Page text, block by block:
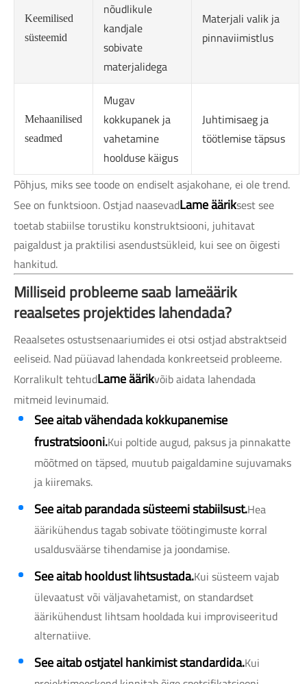
Keemilised
süsteemid
nõudlikule
kandjale
sobivate
materjalidega
Materjali valik ja
pinnaviimistlus
Mehaanilised
seadmed
Mugav
kokkupanek ja
vahetamine
hoolduse käigus
Juhtimisaeg ja
töötlemise täpsus
Põhjus, miks see toode on endiselt asjakohane, ei ole trend.
See on funktsioon. Ostjad naasevadLame ääriksest see
toetab stabiilse torustiku konstruktsiooni, juhitavat
paigaldust ja praktilisi asendustsükleid, kui see on õigesti
hankitud.
Milliseid probleeme saab lameäärik
reaalsetes projektides lahendada?
Reaalsetes ostustsenaariumides ei otsi ostjad abstraktseid
eeliseid. Nad püüavad lahendada konkreetseid probleeme.
Korralikult tehtudLame äärikvõib aidata lahendada
mitmeid levinumaid.
See aitab vähendada kokkupanemise
frustratsiooni.Kui poltide augud, paksus ja pinnakatte
mõõtmed on täpsed, muutub paigaldamine sujuvamaks
ja kiiremaks.
See aitab parandada süsteemi stabiilsust.Hea
äärikühendus tagab sobivate töötingimuste korral
usaldusväärse tihendamise ja joondamise.
See aitab hooldust lihtsustada.Kui süsteem vajab
ülevaatust või väljavahetamist, on standardset
äärikühendust lihtsam hooldada kui improviseeritud
alternatiive.
See aitab ostjatel hankimist standardida.Kui